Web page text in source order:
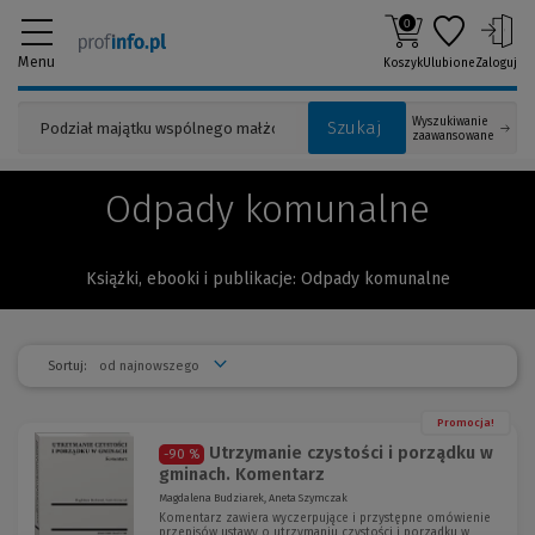
Menu
Szukaj
Wyszukiwanie
zaawansowane
0
KoszykUlubioneZaloguj
Odpady komunalne
Książki, ebooki i publikacje: Odpady komunalne
Sortuj:
Promocja!
-90 %
Utrzymanie czystości i porządku w
gminach. Komentarz
Magdalena Budziarek, Aneta Szymczak
Komentarz zawiera wyczerpujące i przystępne omówienie